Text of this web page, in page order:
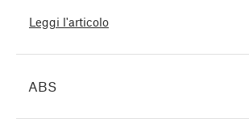
Leggi l'articolo
ABS